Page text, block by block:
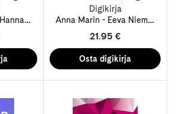
Hanna-Liisa Aumanen Heini Lehtonen
Digikirja
Anna Marin Eeva Nieminen
21.95 €